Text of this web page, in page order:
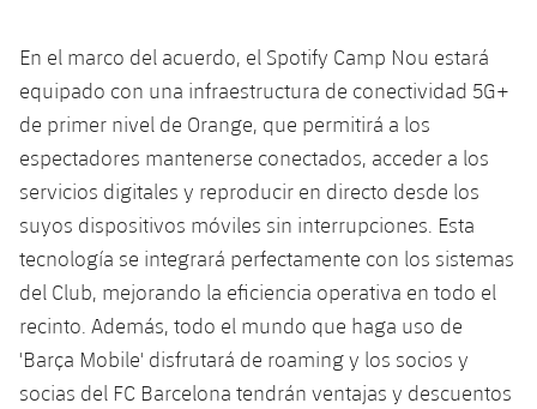
Fotos
Palmarés
Historia
Alevín
Calendario
Entradas
Resultados
Clasificaciones
Jugadores
Fotos
plusicon
más
Actualidad
Calendario
Resultados
Jugadores
Clasificaciones
plusicon
más
Actualidad
Barça C
Junior
Juvenil
Campus Verano
PLUSICON
MÁS
Información general
plusicon
más
Noticias
Atletismo
plusicon
más
En el marco del acuerdo, el Spotify Camp Nou estará
equipado con una infraestructura de conectividad 5G+
de primer nivel de Orange, que permitirá a los
espectadores mantenerse conectados, acceder a los
servicios digitales y reproducir en directo desde los
suyos dispositivos móviles sin interrupciones. Esta
tecnología se integrará perfectamente con los sistemas
del Club, mejorando la eficiencia operativa en todo el
recinto. Además, todo el mundo que haga uso de
'Barça Mobile' disfrutará de roaming y los socios y
socias del FC Barcelona tendrán ventajas y descuentos